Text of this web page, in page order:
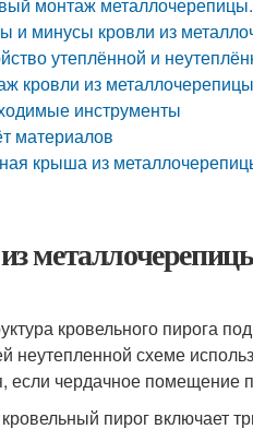
и минусы кровли из
утеплённой и
кровли из металлочерепицы
инструменты
материалов
крыша из
кровельного пирога
неутепленной схеме
если чердачное помещение
пирог включает